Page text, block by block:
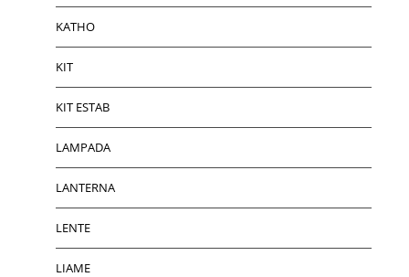
KATHO
KIT
KIT ESTAB
LAMPADA
LANTERNA
LENTE
LIAME